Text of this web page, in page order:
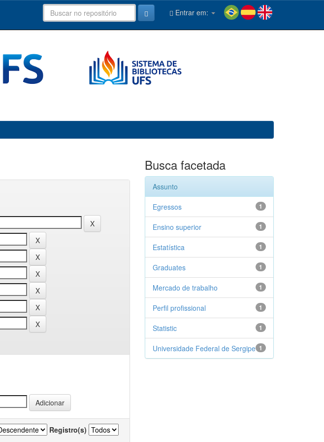
Entrar em:
Registro(s)
Busca facetada
Assunto
1
Egressos
1
Ensino superior
1
Estatística
1
Graduates
1
Mercado de trabalho
1
Perfil profissional
1
Statistic
1
Universidade Federal de Sergipe